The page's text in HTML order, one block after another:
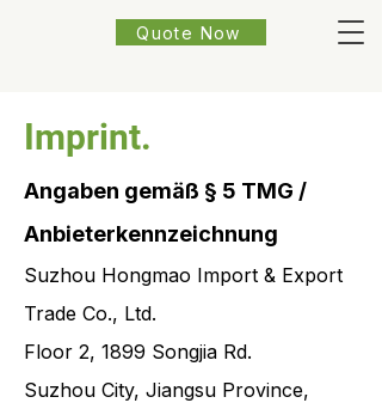
Quote Now
Imprint.
Angaben gemäß § 5 TMG /
Anbieterkennzeichnung
Suzhou Hongmao Import & Export
Trade Co., Ltd.
Floor 2, 1899 Songjia Rd.
Suzhou City, Jiangsu Province,